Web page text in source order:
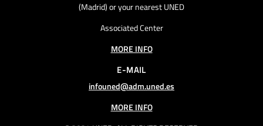
(Madrid) or your nearest UNED
Associated Center
MORE INFO
E-MAIL
infouned@adm.uned.es
MORE INFO